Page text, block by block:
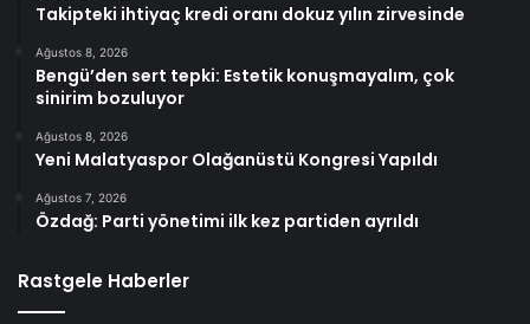
Takipteki ihtiyaç kredi oranı dokuz yılın zirvesinde
Ağustos 8, 2026
Bengü’den sert tepki: Estetik konuşmayalım, çok
sinirim bozuluyor
Ağustos 8, 2026
Yeni Malatyaspor Olağanüstü Kongresi Yapıldı
Ağustos 7, 2026
Özdağ: Parti yönetimi ilk kez partiden ayrıldı
Rastgele Haberler